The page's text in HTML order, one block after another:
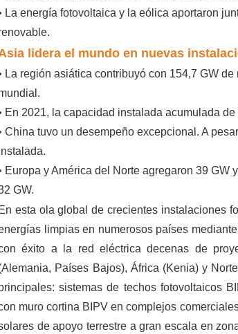
La energía fotovoltaica y la eólica aportaron
lidera el mundo en nuevas
La región asiática contribuyó con 154,7 GW
En 2021, la capacidad instalada acumulada
China tuvo un desempeño excepcional. A
Europa y América del Norte agregaron 39
GW.
En esta ola global de crecientes instalaciones
limpias en numerosos países
éxito a la red eléctrica decenas de
Países Bajos), África (Kenia) y
sistemas de techos fotovoltaicos
muro cortina BIPV en complejos
de apoyo terrestre a gran escala en